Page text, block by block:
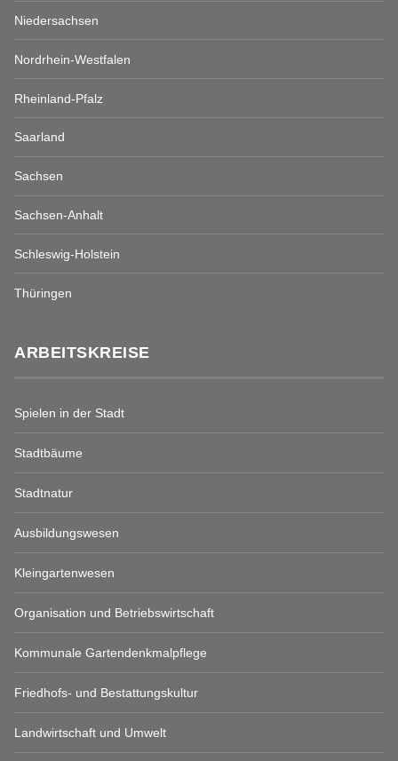
Niedersachsen
Nordrhein-Westfalen
Rheinland-Pfalz
Saarland
Sachsen
Sachsen-Anhalt
Schleswig-Holstein
Thüringen
ARBEITSKREISE
Spielen in der Stadt
Stadtbäume
Stadtnatur
Ausbildungswesen
Kleingartenwesen
Organisation und Betriebswirtschaft
Kommunale Gartendenkmalpflege
Friedhofs- und Bestattungskultur
Landwirtschaft und Umwelt